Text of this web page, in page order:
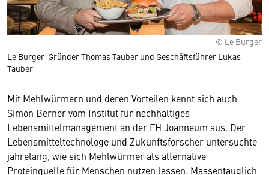
© Le Burger
Le Burger-Gründer Thomas Tauber und Geschäftsführer Lukas
Tauber
Mit Mehlwürmern und deren Vorteilen kennt sich auch
Simon Berner vom Institut für nachhaltiges
Lebensmittelmanagement an der FH Joanneum aus. Der
Lebensmitteltechnologe und Zukunftsforscher untersuchte
jahrelang, wie sich Mehlwürmer als alternative
Proteinquelle für Menschen nutzen lassen. Massentauglich